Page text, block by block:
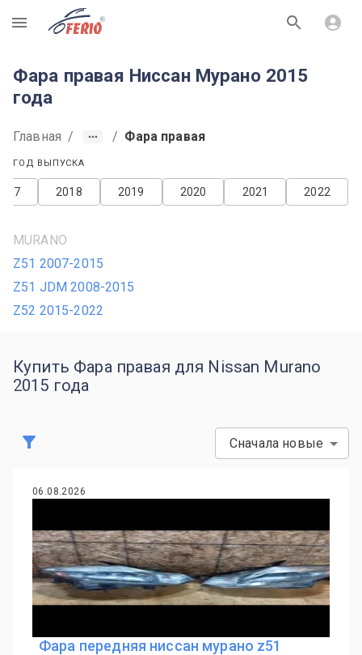
R
Фара правая Ниссан Мурано 2015
года
Главная / / Фара правая
ГОД ВЫПУСКА
2022
2021
2020
2019
2018
MURANO
Z51 2007-2015
Z51 JDM 2008-2015
Z52 2015-2022
Купить Фара правая для Nissan Murano
2015 года
Сначала новые
06.08.2026
Фара передняя ниссан мурано z51